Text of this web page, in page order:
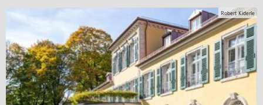
Robert Kiderle